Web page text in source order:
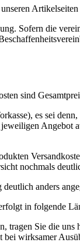
Artikelseiten
Sofern die
sind
es sei
nochmals
anders
in folgende
tragen Sie die
wirksamer